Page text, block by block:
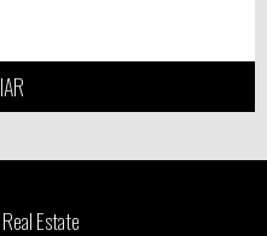
Estate